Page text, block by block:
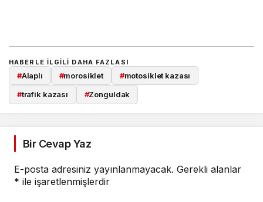
HABERLE ILGILI DAHA FAZLASI
#Alaplı #morosiklet #motosiklet kazası
#trafik kazası #Zonguldak
Bir Cevap Yaz
E-posta adresiniz yayınlanmayacak. Gerekli alanlar
* ile işaretlenmişlerdir